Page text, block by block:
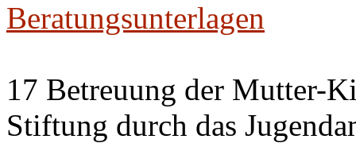
Beratungsunterlagen
17 Betreuung der Mutter-
Stiftung durch das